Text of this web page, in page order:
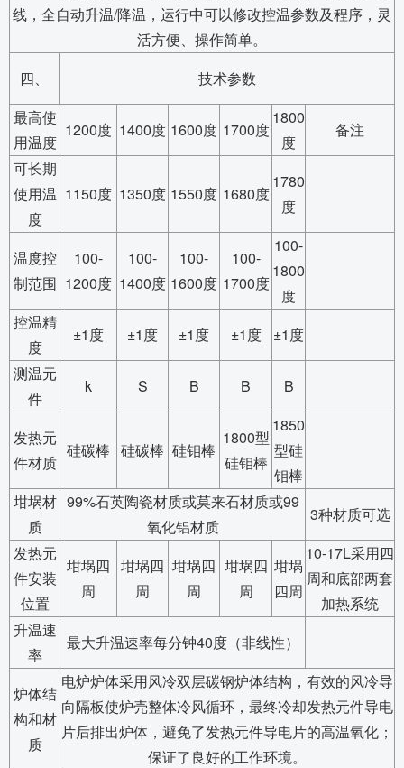
线，全自动升温/降温，运行中可以修改控温参数及程序，灵
活方便、操作简单。
四、
技术参数
最高使
用温度
1200度 1400度 1600度 1700度
1800
度
备注
可长期
使用温
度
1150度 1350度 1550度 1680度
1780
度
温度控
制范围
100-
1200度
100-
1400度
100-
1600度
100-
1700度
100-
1800
度
控温精
度
±1度 ±1度 ±1度 ±1度
±1度
测温元
件
k S B B B
发热元
件材质
硅碳棒 硅碳棒 硅钼棒
1800型
硅钼棒
1850
型硅
钼棒
坩埚材
质
99%石英陶瓷材质或莫来石材质或99
氧化铝材质
3种材质可选
发热元
件安装
位置
坩埚四
周
坩埚四
周
坩埚四
周
坩埚四
周
坩埚
四周
10-17L采用四
周和底部两套
加热系统
升温速
率
最大升温速率每分钟40度（非线性）
炉体结
构和材
质
电炉炉体采用风冷双层碳钢炉体结构，有效的风冷导
向隔板使炉壳整体冷风循环，最终冷却发热元件导电
片后排出炉体，避免了发热元件导电片的高温氧化；
保证了良好的工作环境。